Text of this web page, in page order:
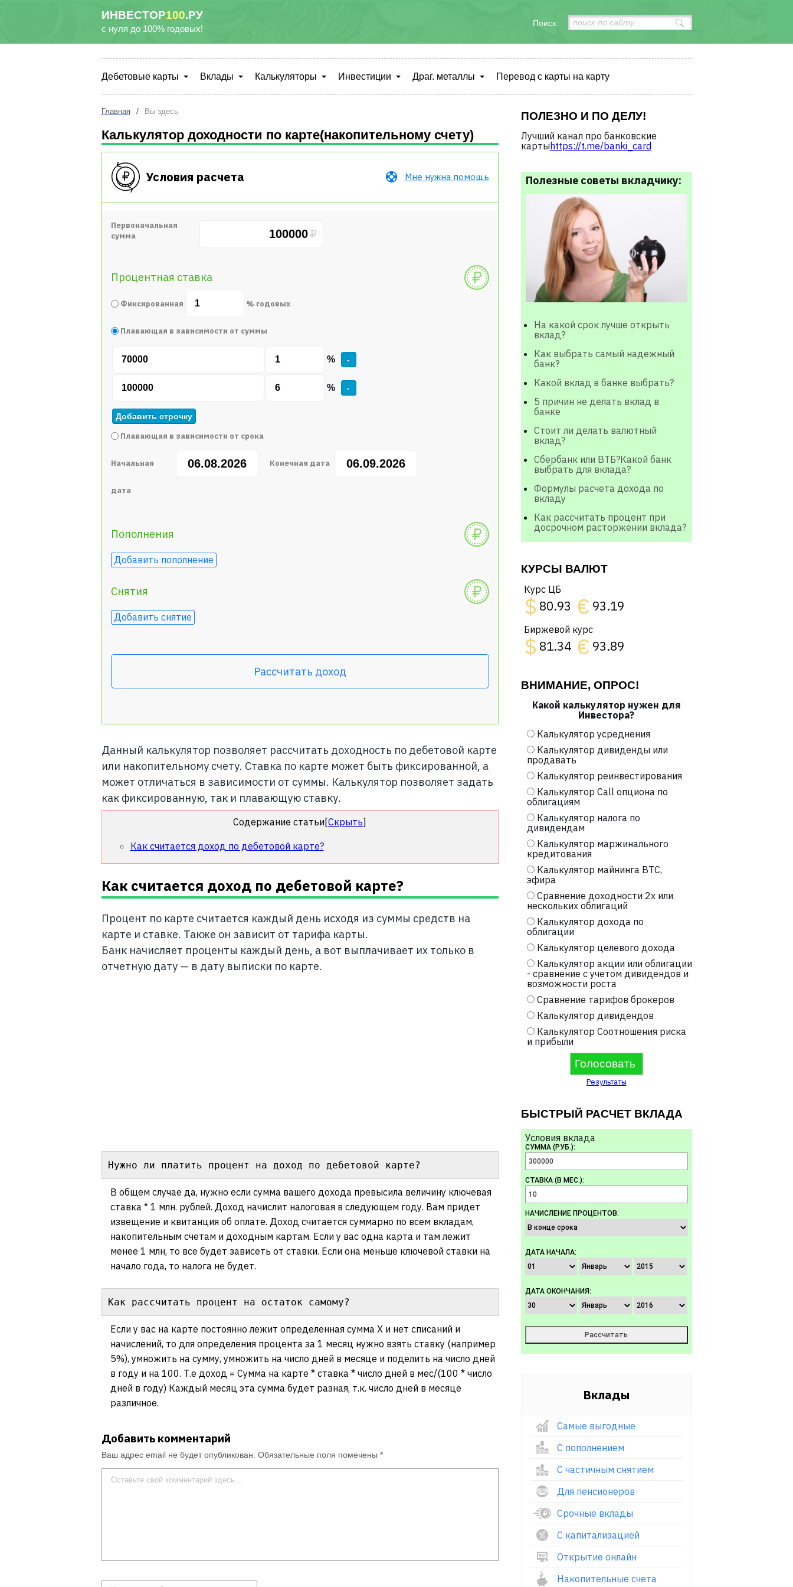
ИНВЕСТОР100.РУ
с нуля до 100% годовых!
Поиск:
Дебетовые карты Вклады Калькуляторы Инвестиции Драг. металлы Перевод с карты на карту
Главная / Вы здесь
Калькулятор доходности по карте(накопительному счету)
Условия расчета Мне нужна помощь
Первоначальная
сумма
Процентная ставка
Фиксированная % годовых
Плавающая в зависимости от суммы
% -
% -
Добавить строчку
Плавающая в зависимости от срока
Начальная
дата
Конечная дата
Пополнения
Добавить пополнение
Снятия
Добавить снятие
Рассчитать доход
Данный калькулятор позволяет рассчитать доходность по дебетовой карте
или накопительному счету. Ставка по карте может быть фиксированной, а
может отличаться в зависимости от суммы. Калькулятор позволяет задать
как фиксированную, так и плавающую ставку.
Содержание статьи [Скрыть]
Как считается доход по дебетовой карте?
Как считается доход по дебетовой карте?
Процент по карте считается каждый день исходя из суммы средств на
карте и ставке. Также он зависит от тарифа карты.
Банк начисляет проценты каждый день, а вот выплачивает их только в
отчетную дату — в дату выписки по карте.
Нужно ли платить процент на доход по дебетовой карте?
В общем случае да, нужно если сумма вашего дохода превысила величину ключевая
ставка * 1 млн. рублей. Доход начислит налоговая в следующем году. Вам придет
извещение и квитанция об оплате. Доход считается суммарно по всем вкладам,
накопительным счетам и доходным картам. Если у вас одна карта и там лежит
менее 1 млн, то все будет зависеть от ставки. Если она меньше ключевой ставки на
начало года, то налога не будет.
Как рассчитать процент на остаток самому?
Если у вас на карте постоянно лежит определенная сумма Х и нет списаний и
начислений, то для определения процента за 1 месяц нужно взять ставку (например
5%), умножить на сумму, умножить на число дней в месяце и поделить на число дней
в году и на 100. Т.е доход = Сумма на карте * ставка * число дней в мес/(100 * число
дней в году) Каждый месяц эта сумма будет разная, т.к. число дней в месяце
различное.
Добавить комментарий
Ваш адрес email не будет опубликован. Обязательные поля помечены *
ПОЛЕЗНО И ПО ДЕЛУ!
Лучший канал про банковские
карты https://t.me/banki_card
Полезные советы вкладчику:
На какой срок лучше открыть
вклад?
Как выбрать самый надежный
банк?
Какой вклад в банке выбрать?
5 причин не делать вклад в
банке
Стоит ли делать валютный
вклад?
Сбербанк или ВТБ?Какой банк
выбрать для вклада?
Формулы расчета дохода по
вкладу
Как рассчитать процент при
досрочном расторжении вклада?
КУРСЫ ВАЛЮТ
Курс ЦБ
$ 80.93 € 93.19
Биржевой курс
$ 81.34 € 93.89
ВНИМАНИЕ, ОПРОС!
Какой калькулятор нужен для
Инвестора?
Калькулятор усреднения
Калькулятор дивиденды или
продавать
Калькулятор реинвестирования
Калькулятор Call опциона по
облигациям
Калькулятор налога по
дивидендам
Калькулятор маржинального
кредитования
Калькулятор майнинга BTC,
эфира
Сравнение доходности 2х или
нескольких облигаций
Калькулятор дохода по
облигации
Калькулятор целевого дохода
Калькулятор акции или облигации
- сравнение с учетом дивидендов и
возможности роста
Сравнение тарифов брокеров
Калькулятор дивидендов
Калькулятор Соотношения риска
и прибыли
Результаты
БЫСТРЫЙ РАСЧЕТ ВКЛАДА
Условия вклада
СУММА (РУБ.):
СТАВКА (В МЕС.):
НАЧИСЛЕНИЕ ПРОЦЕНТОВ:
ДАТА НАЧАЛА:
ДАТА ОКОНЧАНИЯ:
Вклады
Самые выгодные
С пополнением
С частичным снятием
Для пенсионеров
Срочные вклады
С капитализацией
Открытие онлайн
Накопительные счета